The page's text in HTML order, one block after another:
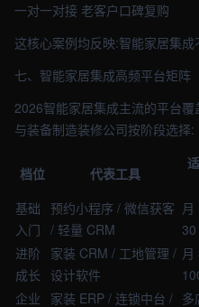
一对一对接 老客户口碑复购
这核心案例均反映:智能家居集成
七、智能家居集成高频平台矩阵
2026智能家居集成主流的平台
与装备制造装修公司按阶段选择:
档位 代表工具
基础
入门
预约小程序 / 微信获客
/ 轻量 CRM
月
30
进阶
成长
家装 CRM / 工地管理 /
设计软件
月
企业
家装 ERP / 连锁中台 / 多